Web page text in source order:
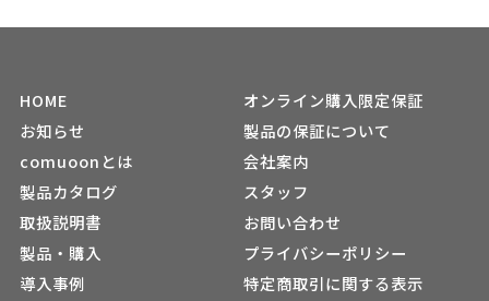
HOME
お知らせ
comuoonとは
製品カタログ
取扱説明書
製品・購入
導入事例
オンライン購入限定保証
製品の保証について
会社案内
スタッフ
お問い合わせ
プライバシーポリシー
特定商取引に関する表示